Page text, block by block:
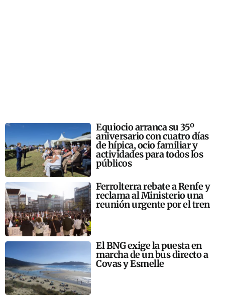
Equiocio arranca su 35º
aniversario con cuatro días
de hípica, ocio familiar y
actividades para todos los
públicos
Ferrolterra rebate a Renfe y
reclama al Ministerio una
reunión urgente por el tren
El BNG exige la puesta en
marcha de un bus directo a
Covas y Esmelle